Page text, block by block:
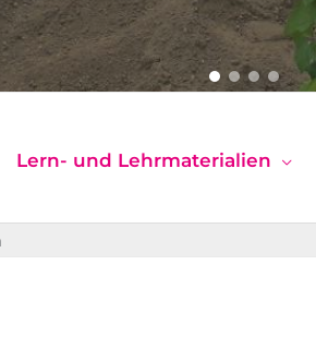
Lern- und Lehrmaterialien